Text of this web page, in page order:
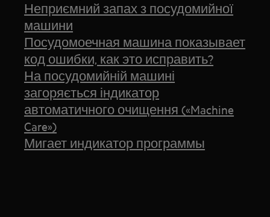
Неприємний запах з посудомийної
машини
Посудомоечная машина показывает
код ошибки, как это исправить?
На посудомийній машині
загоряється індикатор
автоматичного очищення («Machine
Care»)
Мигает индикатор программы